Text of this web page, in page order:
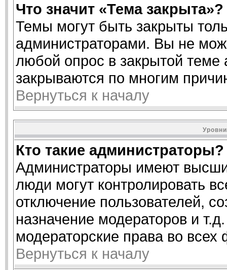
Что значит «Тема закрыта»?
Темы могут быть закрыты
администраторами. Вы не
любой опрос в закрытой теме
закрываются по многим
Вернуться к началу
Кто такие администраторы?
Администраторы имеют
люди могут контролировать
отключение пользователей,
назначение модераторов и
модераторские права во
Вернуться к началу